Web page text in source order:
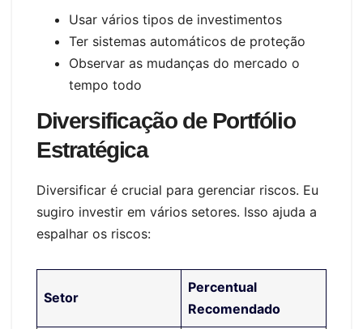
Usar vários tipos de investimentos
Ter sistemas automáticos de proteção
Observar as mudanças do mercado o
tempo todo
Diversificação de Portfólio
Estratégica
Diversificar é crucial para gerenciar riscos. Eu
sugiro investir em vários setores. Isso ajuda a
espalhar os riscos:
Setor
Percentual
Recomendado